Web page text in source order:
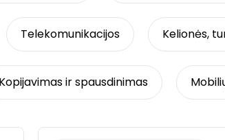
Telekomunikacijos Kelionės,
Kopijavimas ir spausdinimas